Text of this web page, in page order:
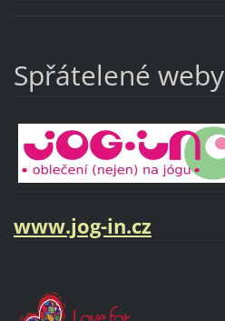
Spřátelené weby
www.jog-in.cz